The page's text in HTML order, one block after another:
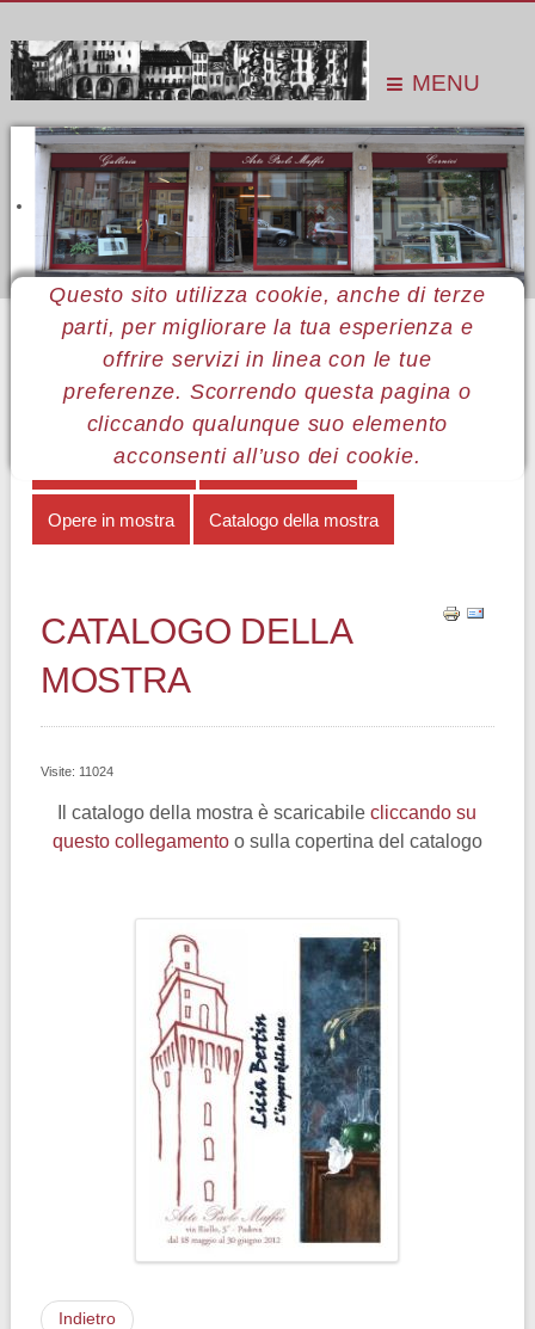
MENU
Questo sito utilizza cookie, anche di terze
parti, per migliorare la tua esperienza e
offrire servizi in linea con le tue
preferenze. Scorrendo questa pagina o
cliccando qualunque suo elemento
acconsenti all’uso dei cookie.
Sei qui: Home Le mostre Mostre 2012
Bruno Pierozzi
Catalogo della mostra
MENÙ BRUNO PIEROZZI
Epifania del reale Note biografiche
Opere in mostra Catalogo della mostra
CATALOGO DELLA
MOSTRA
Visite: 11024
Il catalogo della mostra è scaricabilecliccando su
questo collegamento o sulla copertina del catalogo
Indietro